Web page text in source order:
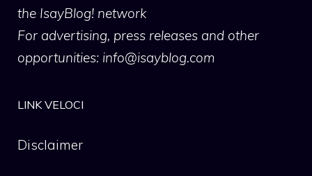
the IsayBlog! network
For advertising, press releases and other
opportunities: info@isayblog.com
LINK VELOCI
Disclaimer